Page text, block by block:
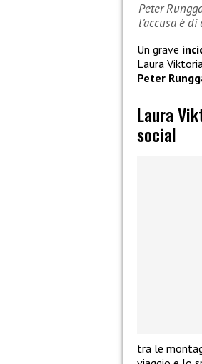
Peter
l’accusa è
Un grave
Laura
Peter
Laura
social
tra le